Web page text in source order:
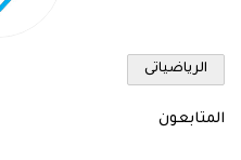
الرياضياتى
المتابعون